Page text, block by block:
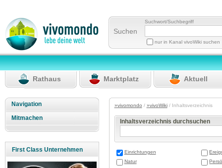
Suchen
Suchwort/Suchbegriff
nur in Kanal vivoWiki suchen
Rathaus Marktplatz Aktuell
Navigation
Mitmachen
First Class Unternehmen
»vivomondo / »vivoWiki/ Inhaltsverzeichnis
Inhaltsverzeichnis durchsuchen
Einrichtungen
Natur